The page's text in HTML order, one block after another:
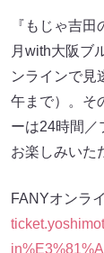
『もじゃ吉
月with大阪ブ
ンラインで見
午まで）。そ
ーは24時間／
お楽しみいた
FANYオンラ